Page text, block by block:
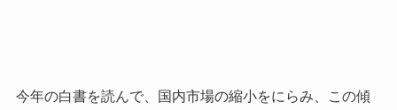
今年の白書を読んで、国内市場の縮小をにらみ、この傾